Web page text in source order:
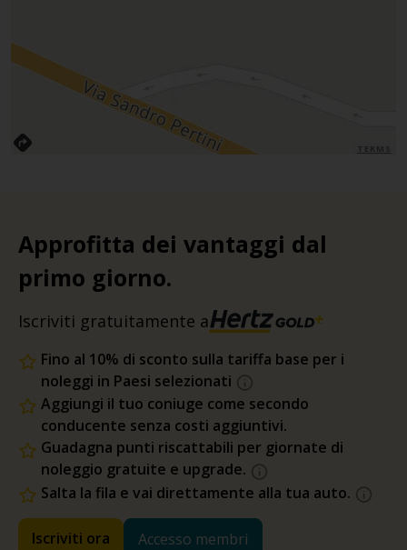
Approfitta dei vantaggi dal
primo giorno.
Iscriviti gratuitamente a
Fino al 10% di sconto sulla tariffa base per i
noleggi in Paesi selezionati
Aggiungi il tuo coniuge come secondo
conducente senza costi aggiuntivi.
Guadagna punti riscattabili per giornate di
noleggio gratuite e upgrade.
Salta la fila e vai direttamente alla tua auto.
Iscriviti ora Accesso membri